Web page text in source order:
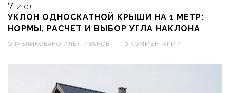
7 ИЮЛ
УКЛОН ОДНОСКАТНОЙ КРЫШИ НА 1 МЕТР:
НОРМЫ, РАСЧЕТ И ВЫБОР УГЛА НАКЛОНА
ОПУБЛИКОВАНО ИЛЬЯ ИВАНОВ — 0 КОММЕНТАРИИ